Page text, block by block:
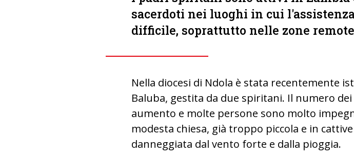
sacerdoti nei luoghi in cui
difficile, soprattutto nelle zone
Nella diocesi di Ndola è stata recentemente
Baluba, gestita da due spiritani. Il numero
aumento e molte persone sono molto
modesta chiesa, già troppo piccola e in
danneggiata dal vento forte e dalla pioggia.